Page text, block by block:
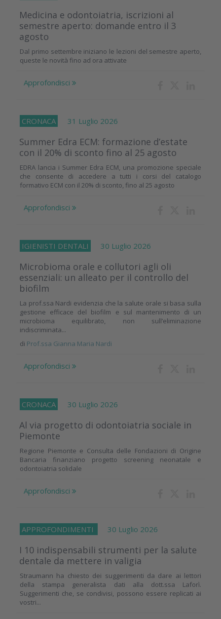
Medicina e odontoiatria, iscrizioni al
semestre aperto: domande entro il 3
agosto
Dal primo settembre iniziano le lezioni del semestre aperto,
queste le novità fino ad ora attivate
Approfondisci
CRONACA 31 Luglio 2026
Summer Edra ECM: formazione d’estate
con il 20% di sconto fino al 25 agosto
EDRA lancia i Summer Edra ECM, una promozione speciale
che consente di accedere a tutti i corsi del catalogo
formativo ECM con il 20% di sconto, fino al 25 agosto
Approfondisci
IGIENISTI DENTALI 30 Luglio 2026
Microbioma orale e collutori agli oli
essenziali: un alleato per il controllo del
biofilm
La prof.ssa Nardi evidenzia che la salute orale si basa sulla
gestione efficace del biofilm e sul mantenimento di un
microbioma equilibrato, non sull’eliminazione
indiscriminata...
di Prof.ssa Gianna Maria Nardi
Approfondisci
CRONACA 30 Luglio 2026
Al via progetto di odontoiatria sociale in
Piemonte
Regione Piemonte e Consulta delle Fondazioni di Origine
Bancaria finanziano progetto screening neonatale e
odontoiatria solidale
Approfondisci
APPROFONDIMENTI 30 Luglio 2026
I 10 indispensabili strumenti per la salute
dentale da mettere in valigia
Straumann ha chiesto dei suggerimenti da dare ai lettori
della stampa generalista dati alla dott.ssa Laforì.
Suggerimenti che, se condivisi, possono essere replicati ai
vostri...